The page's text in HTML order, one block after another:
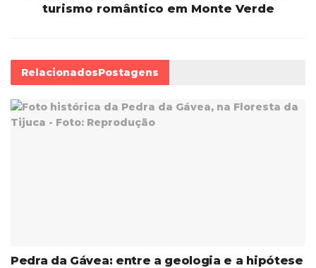
turismo romântico em Monte Verde
RelacionadosPostagens
Pedra da Gávea: entre a geologia e a hipótese